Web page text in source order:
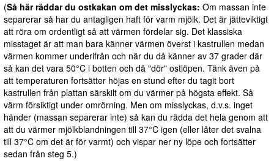
(Så här räddar du ostkakan om det misslyckas: Om massan inte
separerar så har du antagligen haft för varm mjölk. Det är jätteviktigt
att röra om ordentligt så att värmen fördelar sig. Det klassiska
misstaget är att man bara känner värmen överst i kastrullen medan
värmen kommer underifrån och när du då känner av 37 grader där
så kan det vara 50°C i botten och då "dör" ostlöpen. Tänk även på
att temperaturen fortsätter höjas en stund efter du tagit bort
kastrullen från plattan särskilt om du värmer på högsta effekt. Så
värm försiktigt under omrörning. Men om misslyckas, d.v.s. inget
händer (massan separerar inte) så kan du rädda det hela genom att
att du värmer mjölkblandningen till 37°C igen (eller låter det svalna
till 37°C om det är för varmt) och vispar ner ny löpe och fortsätter
sedan från steg 5.)